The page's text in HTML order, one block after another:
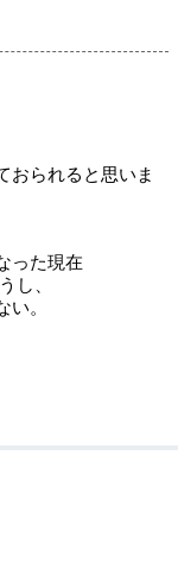
おられると思いま
った現在
し、
。